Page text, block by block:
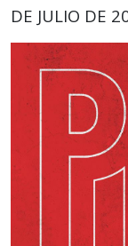
DE JULIO DE